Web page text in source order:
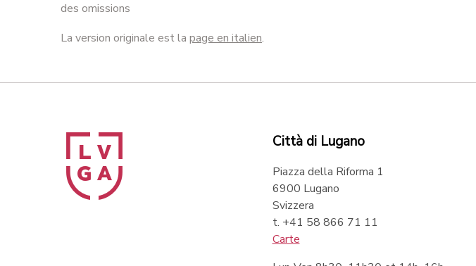
des omissions
La version originale est la page en italien.
Città di Lugano
Piazza della Riforma 1
6900 Lugano
Svizzera
t. +41 58 866 71 11
Carte